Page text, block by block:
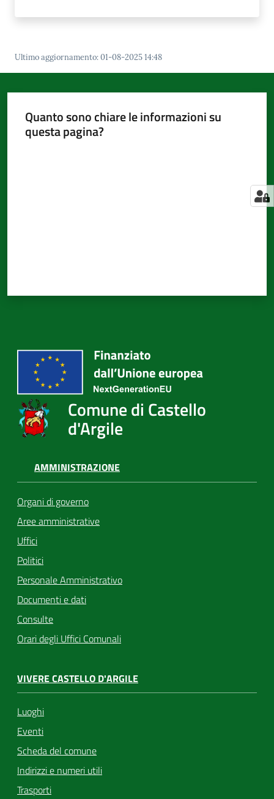
Ultimo aggiornamento:01-08-2025 14:48
Quanto sono chiare le informazioni su
questa pagina?
Comune di Castello
d'Argile
AMMINISTRAZIONE
Organi di governo
Aree amministrative
Uffici
Politici
Personale Amministrativo
Documenti e dati
Consulte
Orari degli Uffici Comunali
VIVERE CASTELLO D'ARGILE
Luoghi
Eventi
Scheda del comune
Indirizzi e numeri utili
Trasporti